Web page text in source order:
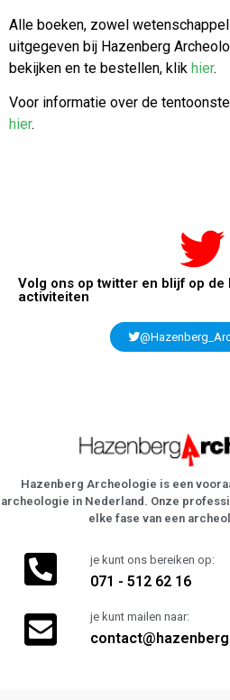
Alle boeken, zowel
uitgegeven bij Hazenberg
bekijken en te bestellen, klik hier.
Voor informatie over de
hier.
Volg ons op twitter en blijf op de
activiteiten
Hazenberg Archeologie is een
archeologie in Nederland. Onze
elke fase van een
je kunt ons bereiken op:
071 - 512 62 16
je kunt mailen naar: